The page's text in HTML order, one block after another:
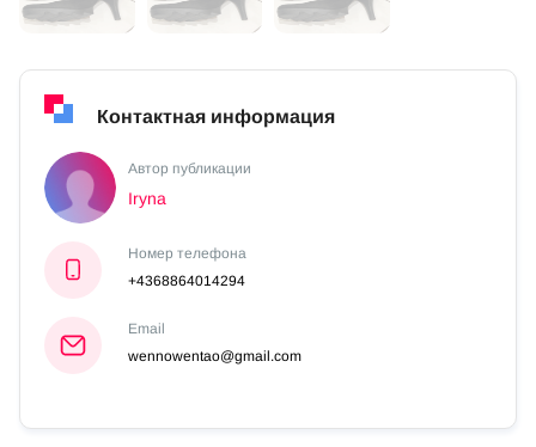
Контактная информация
Автор публикации
Iryna
Номер телефона
+4368864014294
Email
wennowentao@gmail.com